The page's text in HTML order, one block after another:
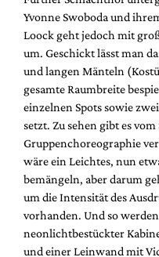
Yvonne Swoboda und
Loock geht jedoch mit
um. Geschickt lässt man
und langen Mänteln
gesamte Raumbreite
einzelnen Spots sowie
setzt. Zu sehen gibt es
Gruppenchoreographie
wäre ein Leichtes, nun
bemängeln, aber darum
um die Intensität des
vorhanden. Und so
neonlichtbestückter
und einer Leinwand mit